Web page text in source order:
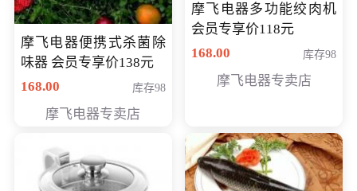
摩飞电器便携式杀菌除
味器 会员专享价138元
168.00
库存98
摩飞电器专卖店
摩飞电器多功能绞肉机
会员专享价118元
168.00
库存98
摩飞电器专卖店